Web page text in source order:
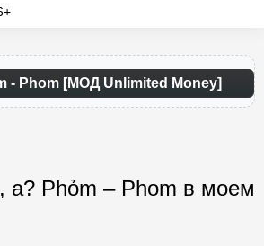
- Phom [МОД Unlimited Money]
а? Phỏm – Phom в моем